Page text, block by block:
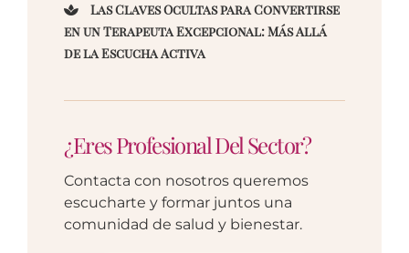
Las Claves Ocultas para Convertirse
en un Terapeuta Excepcional: Más Allá
de la Escucha Activa
¿Eres Profesional Del Sector?
Contacta con nosotros queremos
escucharte y formar juntos una
comunidad de salud y bienestar.